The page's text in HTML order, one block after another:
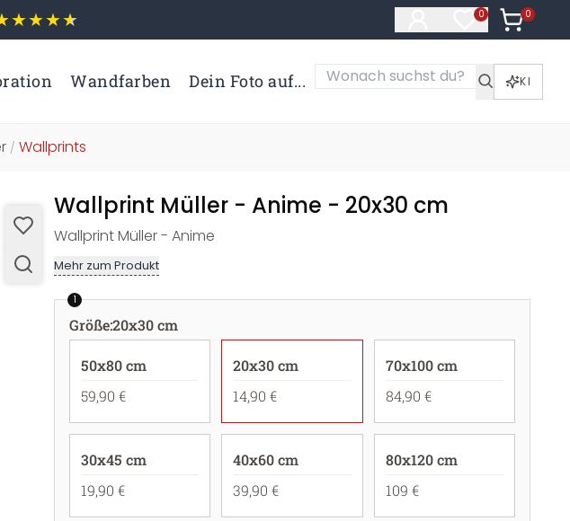
0
Artikel im
0
Artikel
Wandfarben Dein Foto auf... KI
/ Wallprints
Wallprint Müller - Anime - 20x30 cm
Wallprint Müller - Anime
Mehr zum Produkt
1
Größe:20x30 cm
50x80 cm
59,90 €
20x30 cm
14,90 €
70x100 cm
84,90 €
30x45 cm
19,90 €
40x60 cm
39,90 €
80x120 cm
109 €